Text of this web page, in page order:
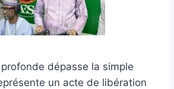
dépasse la simple
un acte de libération